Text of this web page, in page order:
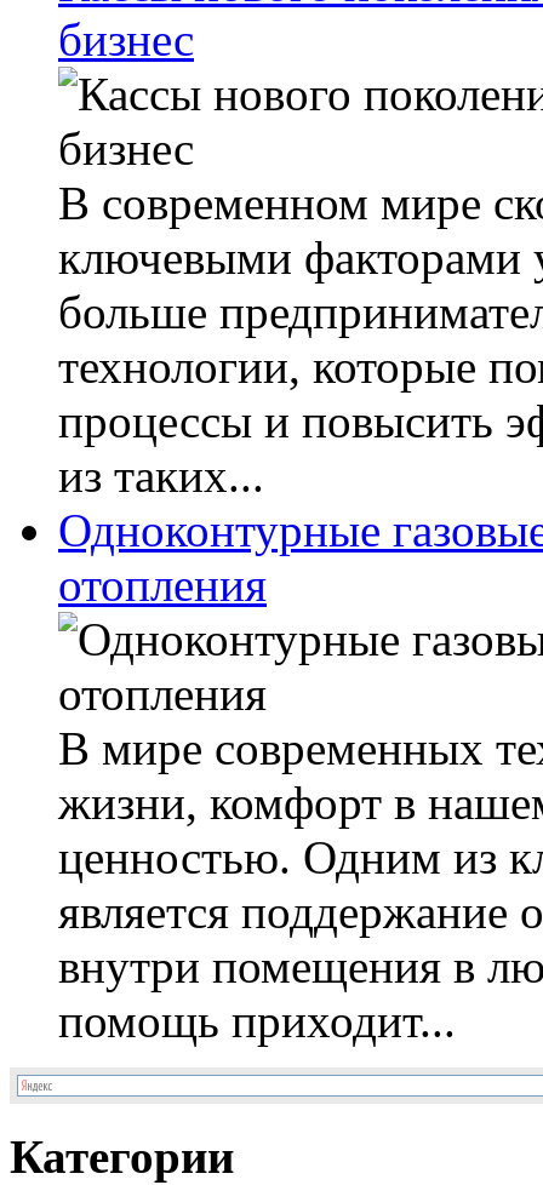
бизнес
В современном мире
ключевыми факторами
больше
технологии, которые
процессы и повысить
из таких...
Одноконтурные
отопления
В мире современных
жизни, комфорт в
ценностью. Одним из
является поддержание
внутри помещения в
помощь приходит...
Категории